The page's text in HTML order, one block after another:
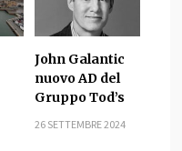
John Galantic
nuovo AD del
Gruppo Tod’s
26 SETTEMBRE 2024